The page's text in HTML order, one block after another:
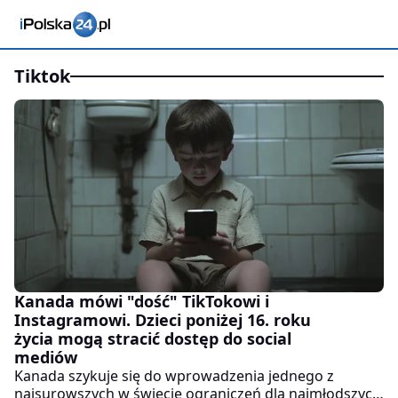
tiktok
Kanada mówi "dość" TikTokowi i
Instagramowi. Dzieci poniżej 16. roku
życia mogą stracić dostęp do social
mediów
Kanada szykuje się do wprowadzenia jednego z
najsurowszych w świecie ograniczeń dla najmłodszych